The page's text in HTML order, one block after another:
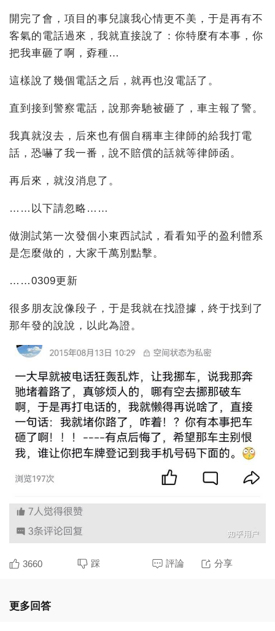
開完了會，項目的事兒讓我心情更不美，于是再有不
客氣的電話過來，我就直接說了：你特麼有本事，你
把我車砸了啊，孬種…
這樣說了幾個電話之后，就再也沒電話了。
直到接到警察電話，說那奔馳被砸了，車主報了警。
我真就沒去，后來也有個自稱車主律師的給我打電
話，恐嚇了我一番，說不賠償的話就等律師函。
再后來，就沒消息了。
……以下請忽略……
做測試第一次發個小東西試試，看看知乎的盈利體系
是怎麼做的，大家千萬別點擊。
……0309更新
很多朋友說像段子，于是我就在找證據，終于找到了
那年發的說說，以此為證。
3660 踩 評論 分享
更多回答